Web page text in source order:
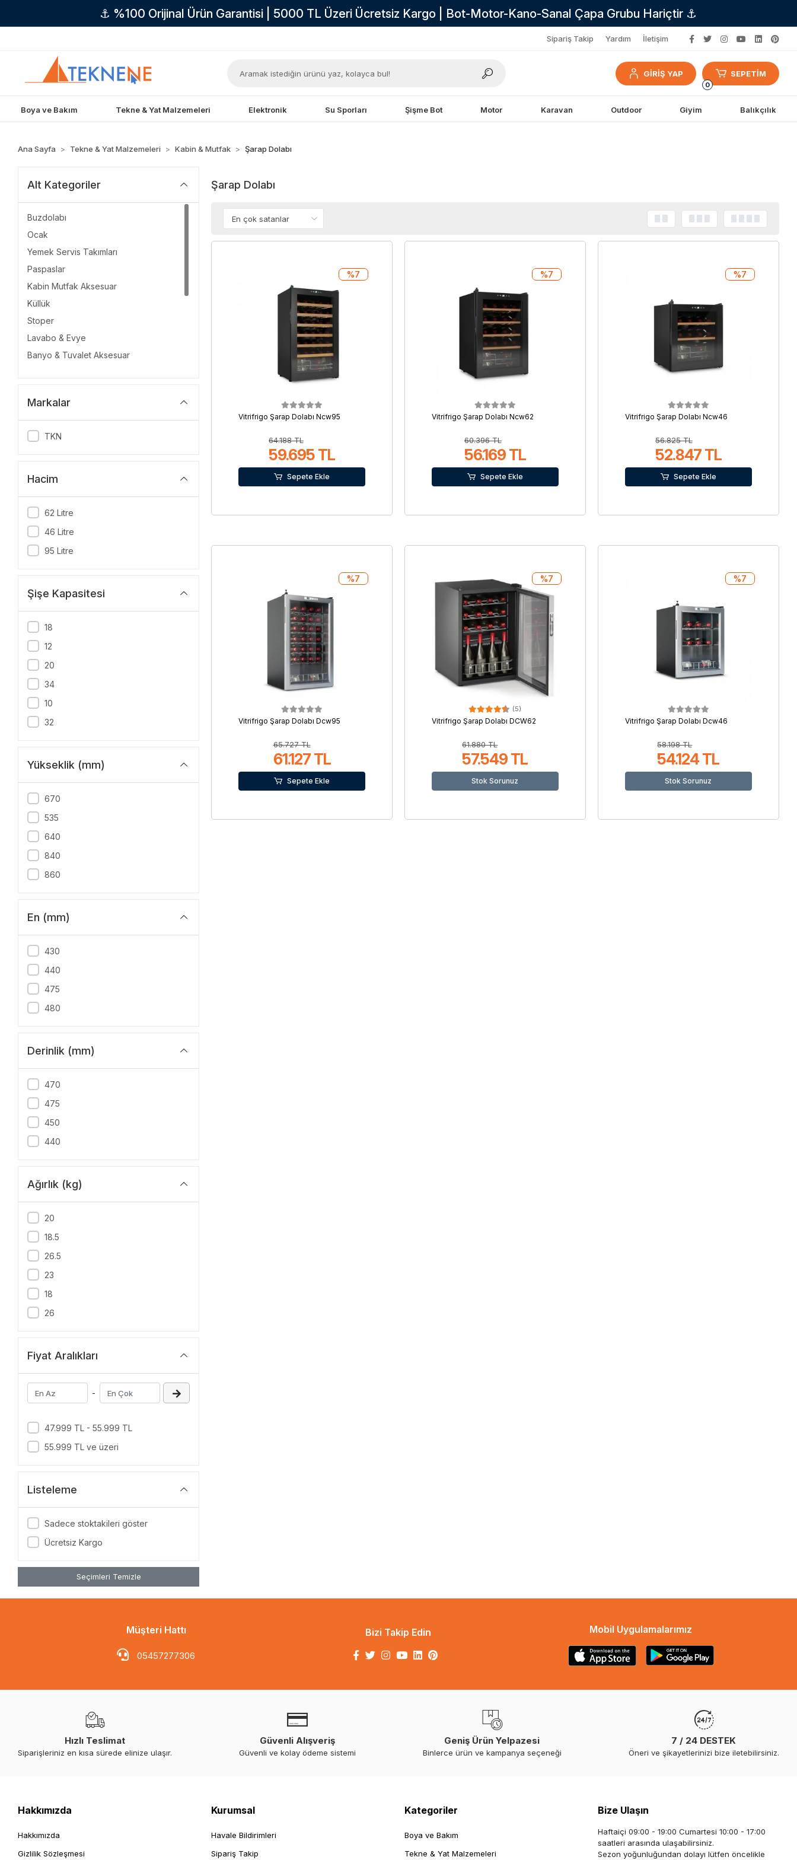
⚓ %100 Orijinal Ürün Garantisi | 5000 TL Üzeri Ücretsiz Kargo | Bot-Motor-Kano-Sanal Çapa Grubu Hariçtir ⚓
Sipariş Takip Yardım İletişim
GİRİŞ YAP
0
SEPETİM
Boya ve Bakım Tekne & Yat Malzemeleri Elektronik Su Sporları Şişme Bot Motor Karavan Outdoor Giyim Balıkçılık
Ana Sayfa Tekne & Yat Malzemeleri Kabin & Mutfak Şarap Dolabı
Alt Kategoriler
Buzdolabı
Ocak
Yemek Servis Takımları
Paspaslar
Kabin Mutfak Aksesuar
Küllük
Stoper
Lavabo & Evye
Banyo & Tuvalet Aksesuar
Tabak-Bardak
Mangal ve Aksesuarları
Buz Yapıcı
Fırın
Markalar
TKN
Hacim
62 Litre
46 Litre
95 Litre
Şişe Kapasitesi
18
12
20
34
10
32
Yükseklik (mm)
670
535
640
840
860
En (mm)
430
440
475
480
Derinlik (mm)
470
475
450
440
Ağırlık (kg)
20
18.5
26.5
23
18
26
Fiyat Aralıkları
-
47.999 TL - 55.999 TL
55.999 TL ve üzeri
Listeleme
Sadece stoktakileri göster
Ücretsiz Kargo
Seçimleri Temizle
Şarap Dolabı
Vitrifrigo Şarap Dolabı Ncw95
64.188 TL
59.695 TL
%7
Sepete Ekle
Vitrifrigo Şarap Dolabı Ncw62
60.396 TL
56.169 TL
%7
Sepete Ekle
Vitrifrigo Şarap Dolabı Ncw46
56.825 TL
52.847 TL
%7
Sepete Ekle
Vitrifrigo Şarap Dolabı Dcw95
65.727 TL
61.127 TL
%7
Sepete Ekle
(5)
Vitrifrigo Şarap Dolabı DCW62
61.880 TL
57.549 TL
%7
Stok Sorunuz
Vitrifrigo Şarap Dolabı Dcw46
58.198 TL
54.124 TL
%7
Stok Sorunuz
Müşteri Hattı
05457277306
Bizi Takip Edin Mobil Uygulamalarımız
Hızlı Teslimat
Siparişleriniz en kısa sürede elinize ulaşır.
Güvenli Alışveriş
Güvenli ve kolay ödeme sistemi
Geniş Ürün Yelpazesi
Binlerce ürün ve kampanya seçeneği
7 / 24 DESTEK
Öneri ve şikayetlerinizi bize iletebilirsiniz.
Hakkımızda
Hakkımızda
Gizlilik Sözleşmesi
Kurumsal
Havale Bildirimleri
Sipariş Takip
Kategoriler
Boya ve Bakım
Tekne & Yat Malzemeleri
Bize Ulaşın
Haftaiçi 09:00 - 19:00 Cumartesi 10:00 - 17:00
saatleri arasında ulaşabilirsiniz.
Sezon yoğunluğundan dolayı lütfen öncelikle